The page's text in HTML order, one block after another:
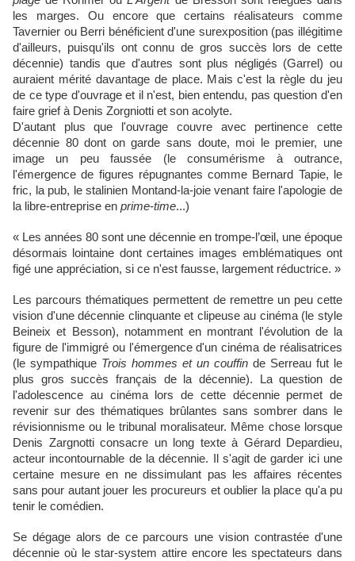
les marges. Ou encore que certains réalisateurs comme
Tavernier ou Berri bénéficient d'une surexposition (pas illégitime
d'ailleurs, puisqu'ils ont connu de gros succès lors de cette
décennie) tandis que d'autres sont plus négligés (Garrel) ou
auraient mérité davantage de place. Mais c'est la règle du jeu
de ce type d'ouvrage et il n'est, bien entendu, pas question d'en
faire grief à Denis Zorgniotti et son acolyte.
D'autant plus que l'ouvrage couvre avec pertinence cette
décennie 80 dont on garde sans doute, moi le premier, une
image un peu faussée (le consumérisme à outrance,
l'émergence de figures répugnantes comme Bernard Tapie, le
fric, la pub, le stalinien Montand-la-joie venant faire l'apologie de
la libre-entreprise en prime-time...)
« Les années 80 sont une décennie en trompe-l’œil, une époque
désormais lointaine dont certaines images emblématiques ont
figé une appréciation, si ce n'est fausse, largement réductrice. »
Les parcours thématiques permettent de remettre un peu cette
vision d'une décennie clinquante et clipeuse au cinéma (le style
Beineix et Besson), notamment en montrant l'évolution de la
figure de l'immigré ou l'émergence d'un cinéma de réalisatrices
(le sympathique Trois hommes et un couffin de Serreau fut le
plus gros succès français de la décennie). La question de
l'adolescence au cinéma lors de cette décennie permet de
revenir sur des thématiques brûlantes sans sombrer dans le
révisionnisme ou le tribunal moralisateur. Même chose lorsque
Denis Zargnotti consacre un long texte à Gérard Depardieu,
acteur incontournable de la décennie. Il s'agit de garder ici une
certaine mesure en ne dissimulant pas les affaires récentes
sans pour autant jouer les procureurs et oublier la place qu'a pu
tenir le comédien.
Se dégage alors de ce parcours une vision contrastée d'une
décennie où le star-system attire encore les spectateurs dans